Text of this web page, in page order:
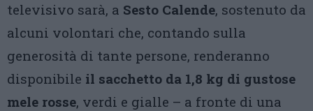
televisivo sarà, a Sesto Calende, sostenuto da
alcuni volontari che, contando sulla
generosità di tante persone, renderanno
disponibile il sacchetto da 1,8 kg di gustose
mele rosse, verdi e gialle – a fronte di una